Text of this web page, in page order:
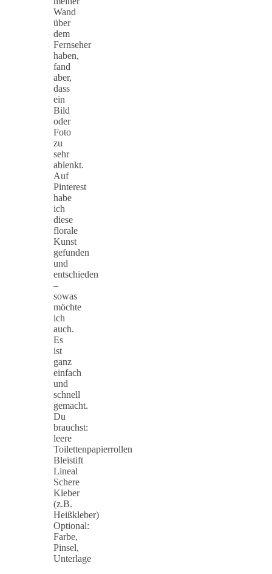
Wand
über
dem
Fernseher
haben,
fand
aber,
dass
ein
Bild
oder
Foto
zu
sehr
ablenkt.
Auf
Pinterest
habe
ich
diese
florale
Kunst
gefunden
und
entschieden
–
sowas
möchte
ich
auch.
Es
ist
ganz
einfach
und
schnell
gemacht.
Du
brauchst:
leere
Toilettenpapierrollen
Bleistift
Lineal
Schere
Kleber
(z.B.
Heißkleber)
Optional:
Farbe,
Pinsel,
Unterlage